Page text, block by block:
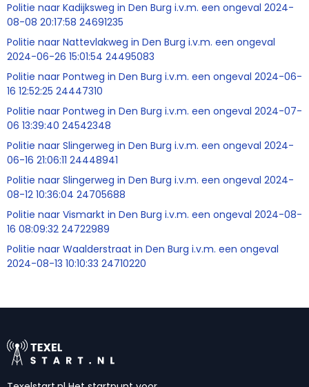
Politie naar Kadijksweg in Den Burg i.v.m. een ongeval 2024-
08-08 20:17:58 24691235
Politie naar Nattevlakweg in Den Burg i.v.m. een ongeval
2024-06-26 15:01:54 24495083
Politie naar Pontweg in Den Burg i.v.m. een ongeval 2024-06-
16 12:52:25 24447310
Politie naar Pontweg in Den Burg i.v.m. een ongeval 2024-07-
06 13:39:40 24542348
Politie naar Slingerweg in Den Burg i.v.m. een ongeval 2024-
06-16 21:06:11 24448941
Politie naar Slingerweg in Den Burg i.v.m. een ongeval 2024-
08-12 10:36:04 24705688
Politie naar Vismarkt in Den Burg i.v.m. een ongeval 2024-08-
16 08:09:32 24722989
Politie naar Waalderstraat in Den Burg i.v.m. een ongeval
2024-08-13 10:10:33 24710220